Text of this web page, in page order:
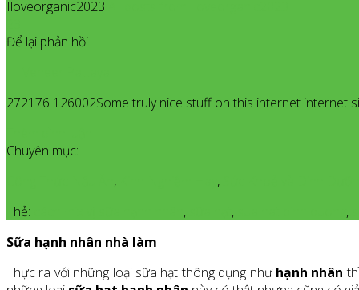
Iloveorganic2023
Để lại phản hồi
272176 126002Some truly nice stuff on this internet internet
Chuyên mục:
, ,
Thẻ:
, , ,
Sữa hạnh nhân nhà làm
Thực ra với những loại sữa hạt thông dụng như hạnh nhân